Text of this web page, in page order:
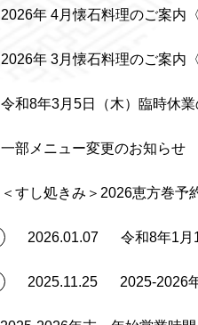
2026年 4月懐石料理のご案内〈
2026年 3月懐石料理のご案内〈
令和8年3月5日（木）臨時休
一部メニュー変更のお知らせ
＜すし処きみ＞2026恵方巻
2026.01.07 令和8年1月
2025.11.25 2025-2026